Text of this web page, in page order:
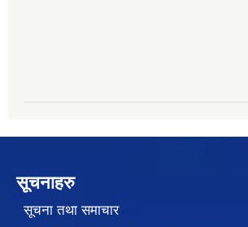
सूचनाहरु
सूचना तथा समाचार